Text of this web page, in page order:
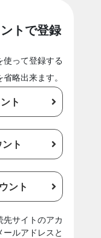
トで登録
使って登録する
略出来ます。
ト
ト
ント
先サイトのアカ
ールアドレスと